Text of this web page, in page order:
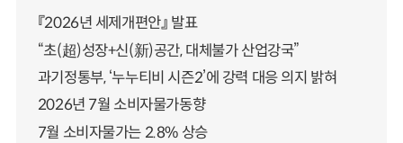
『2026년 세제개편안』 발표
“초(超)성장+신(新)공간, 대체불가 산업강국”
과기정통부, ‘누누티비 시즌2’에 강력 대응 의지 밝혀
2026년 7월 소비자물가동향
7월 소비자물가는 2.8% 상승